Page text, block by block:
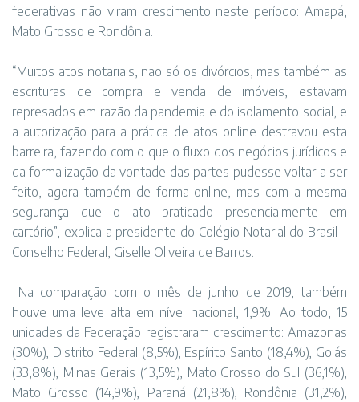
federativas não viram crescimento neste período: Amapá,
Mato Grosso e Rondônia.
“Muitos atos notariais, não só os divórcios, mas também as
escrituras de compra e venda de imóveis, estavam
represados em razão da pandemia e do isolamento social, e
a autorização para a prática de atos online destravou esta
barreira, fazendo com o que o fluxo dos negócios jurídicos e
da formalização da vontade das partes pudesse voltar a ser
feito, agora também de forma online, mas com a mesma
segurança que o ato praticado presencialmente em
cartório”, explica a presidente do Colégio Notarial do Brasil –
Conselho Federal, Giselle Oliveira de Barros.
Na comparação com o mês de junho de 2019, também
houve uma leve alta em nível nacional, 1,9%. Ao todo, 15
unidades da Federação registraram crescimento: Amazonas
(30%), Distrito Federal (8,5%), Espírito Santo (18,4%), Goiás
(33,8%), Minas Gerais (13,5%), Mato Grosso do Sul (36,1%),
Mato Grosso (14,9%), Paraná (21,8%), Rondônia (31,2%),